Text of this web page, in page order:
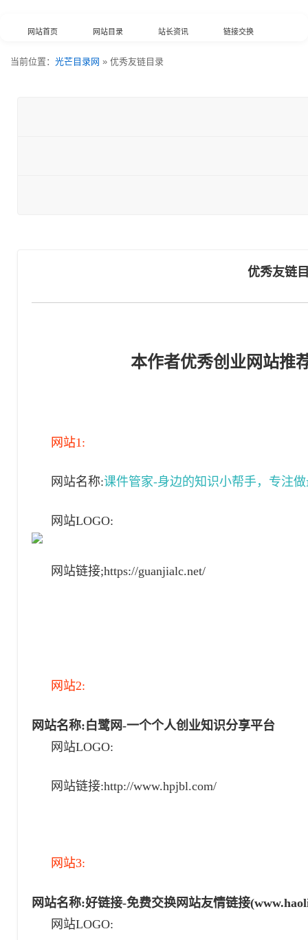
网站首页 网站目录 站长资讯 链接交换
分类浏览 最新收录 数据归档
当前位置： 光芒目录网 » 优秀友链目录
优秀友链
本作者优秀创业网站推
网站1:
网站名称:课件管家-身边的知识小帮手，专注
网站LOGO:
网站链接;https://guanjialc.net/
网站2:
网站名称: 白鹭网-一个个人创业知识分享平台
网站LOGO:
网站链接:http://www.hpjbl.com/
网站3:
网站名称:好链接-免费交换网站友情链接
网站LOGO: